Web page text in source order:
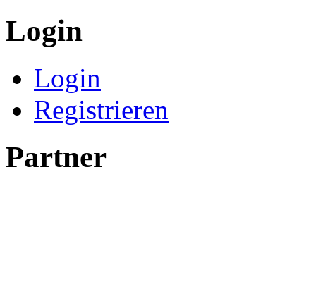
Login
Login
Registrieren
Partner